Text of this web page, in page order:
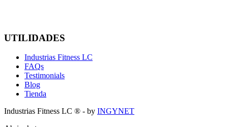
UTILIDADES
Industrias Fitness LC
FAQs
Testimonials
Blog
Tienda
Industrias Fitness LC ® - by INGYNET